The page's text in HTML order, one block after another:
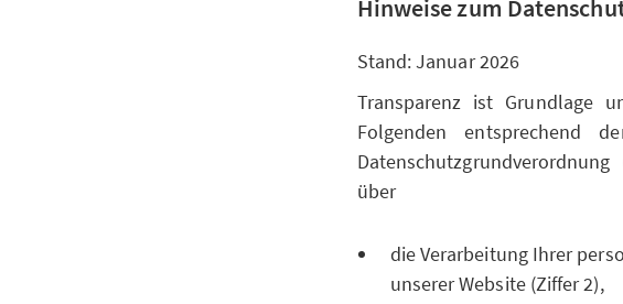
Hinweise zum
Stand: Januar 2026
Transparenz ist Grundlage
Folgenden entsprechend
über
die Verarbeitung Ihrer
unserer Website (Ziffer 2),